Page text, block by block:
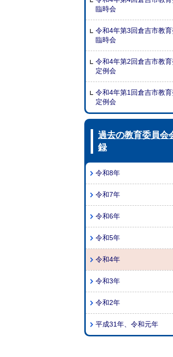
臨時会
令和4年第3回倉吉市教
臨時会
令和4年第2回倉吉市教
定例会
令和4年第1回倉吉市教
定例会
過去の教育委員会
録
令和8年
令和7年
令和6年
令和5年
令和4年
令和3年
令和2年
平成31年、令和元年